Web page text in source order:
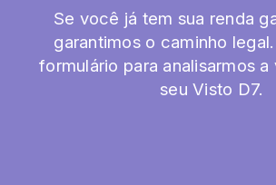
Se você já tem sua renda
garantimos o caminho
formulário para analisarmos
seu Visto D7.